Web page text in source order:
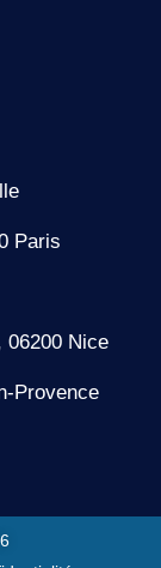
Paris
06200 Nice
Provence